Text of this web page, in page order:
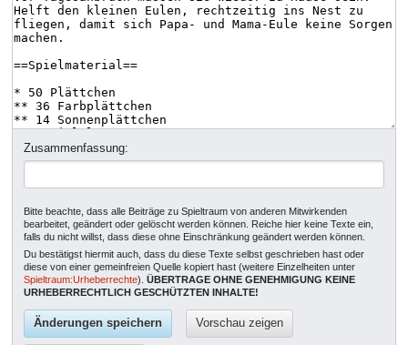
Zusammenfassung:
Bitte beachte, dass alle Beiträge zu Spieltraum von anderen Mitwirkenden
bearbeitet, geändert oder gelöscht werden können. Reiche hier keine Texte ein,
falls du nicht willst, dass diese ohne Einschränkung geändert werden können.
Du bestätigst hiermit auch, dass du diese Texte selbst geschrieben hast oder
diese von einer gemeinfreien Quelle kopiert hast (weitere Einzelheiten unter
Spieltraum:Urheberrechte).ÜBERTRAGE OHNE GENEHMIGUNG KEINE
URHEBERRECHTLICH GESCHÜTZTEN INHALTE!